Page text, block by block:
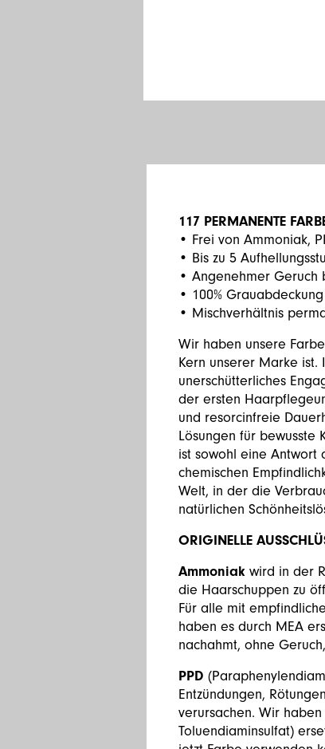
117 PERMANENTE
• Frei von Ammoniak,
• Bis zu 5
• Angenehmer Geruch
• 100%
• Mischverhältnis
Wir haben unsere
Kern unserer Marke
unerschütterliches
der ersten
und resorcinfreie
Lösungen für bewusste
ist sowohl eine Antwort
chemischen
Welt, in der die
natürlichen
ORIGINELLE
Ammoniak wird in der
die Haarschuppen zu
Für alle mit
haben es durch MEA
nachahmt, ohne
PPD
Entzündungen,
verursachen. Wir
Toluendiaminsulfat)